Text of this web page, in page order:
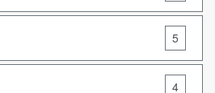
5
4